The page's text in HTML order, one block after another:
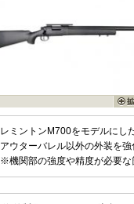
レミントンM700をモデルにし
アウターバレル以外の外装を
※機関部の強度や精度が必要な